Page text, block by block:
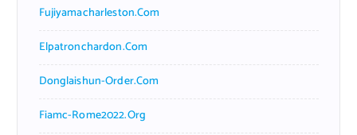
Fujiyamacharleston.com
Elpatronchardon.com
Donglaishun-Order.com
Fiamc-Rome2022.org